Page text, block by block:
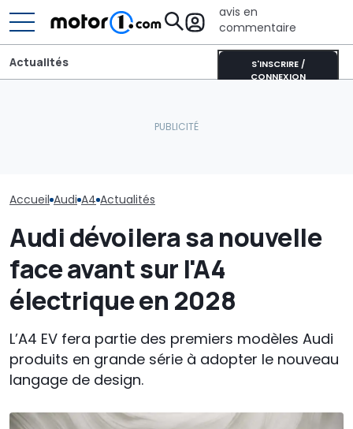
avis en
commentaire
S'INSCRIRE /
CONNEXION
Actualités
Accueil Audi A4 Actualités
Audi dévoilera sa nouvelle
face avant sur l'A4
électrique en 2028
L’A4 EV fera partie des premiers modèles Audi
produits en grande série à adopter le nouveau
langage de design.